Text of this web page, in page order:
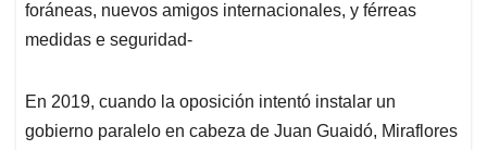
foráneas, nuevos amigos internacionales, y férreas
medidas e seguridad-
En 2019, cuando la oposición intentó instalar un
gobierno paralelo en cabeza de Juan Guaidó, Miraflores